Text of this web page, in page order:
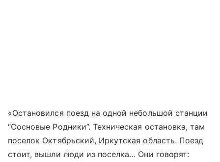
«Остановился поезд на одной небольшой станции
“Сосновые Родники”. Техническая остановка, там
поселок Октябрьский, Иркутская область. Поезд
стоит, вышли люди из поселка… Они говорят: